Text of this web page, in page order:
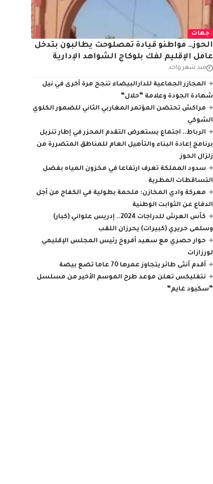
جهات
الحوز… مواطنو قيادة تمصلوحت يطالبون بتدخل
عامل الإقليم لفك بلوكاج الشواهد الإدارية
منذ شهر واحد
المجازر الجماعية للدارالبيضاء تنجح مرة أخرى في نيل
شهادة الجودة وعلامة “حلال”
مراكش تحتضن المؤتمر المغاربي الثاني للضمور الكلوي
الشوكي
الرباط.. اجتماع يستعرض التقدم المحزر في إطار تنزيل
برنامج إعادة البناء والتأهيل العام للمناطق المتضررة من
زلزال الحوز
سدود المملكة تعرف ارتفاعا في مخزون المياه بفضل
التساقطات المطرية
معركة وادي المخازن: ملحمة بطولية في الكفاح من أجل
الدفاع عن الثوابت الوطنية
كأس العرش للدراجات 2024.. إدريس علواني (كبار)
وسلمى حريري (كبيرات) يحرزان اللقب
حوار حصري مع سعيد أفروخ رئيس المجلس الإقليمي
لورزازات
أقدم أنثى طائر يتجاوز عمرها 70 عاما تضع بيضة
نتفليكس تعلن موعد طرح الموسم الأخير من مسلسل
“سكيود غايم”